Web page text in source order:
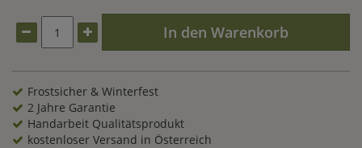
Skulptur mit Delfinen als Wasserspeier wurde mit einer
besonders reizvollen Oberflächenveredlung (Patina)
versehen. Dank der Verwendung von feinster Bronze sind
unsere Delfine als Wasserspeier äußerst beständig gegen
sämtliche Witterungseinflüsse. Wasserspiele mit
Wasserspeier-Figuren aus edler Bronze sind ein Blickfang in
jedem Garten und bringen die sprudelnde Lebendigkeit des
Elementes Wasser zum Ausdruck.
In den Warenkorb
Frostsicher & Winterfest
2 Jahre Garantie
Handarbeit Qualitätsprodukt
kostenloser Versand in Österreich